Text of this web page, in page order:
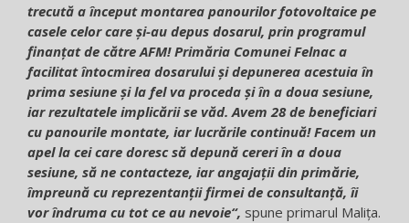
trecută a început montarea panourilor fotovoltaice pe
casele celor care și-au depus dosarul, prin programul
finanțat de către AFM! Primăria Comunei Felnac a
facilitat întocmirea dosarului și depunerea acestuia în
prima sesiune și la fel va proceda și în a doua sesiune,
iar rezultatele implicării se văd. Avem 28 de beneficiari
cu panourile montate, iar lucrările continuă! Facem un
apel la cei care doresc să depună cereri în a doua
sesiune, să ne contacteze, iar angajații din primărie,
împreună cu reprezentanții firmei de consultanță, îi
vor îndruma cu tot ce au nevoie“, spune primarul Malița.